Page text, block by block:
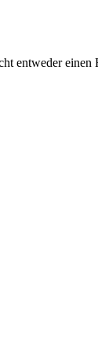
entweder